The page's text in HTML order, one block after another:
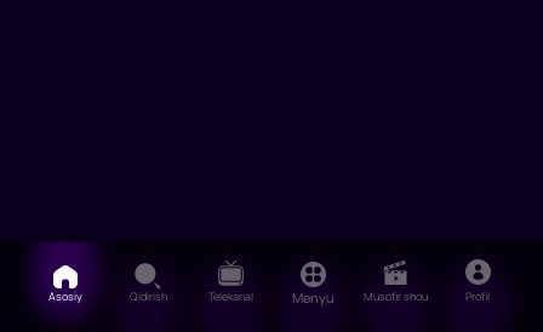
Asosiy Qidirish Telekanal Menyu Musofir shou Profil